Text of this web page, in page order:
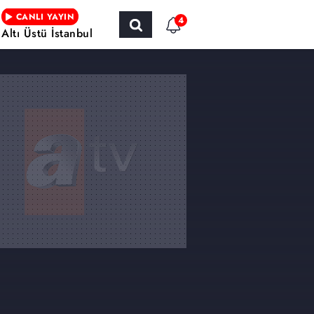
CANLI YAYIN
Altı Üstü İstanbul
4